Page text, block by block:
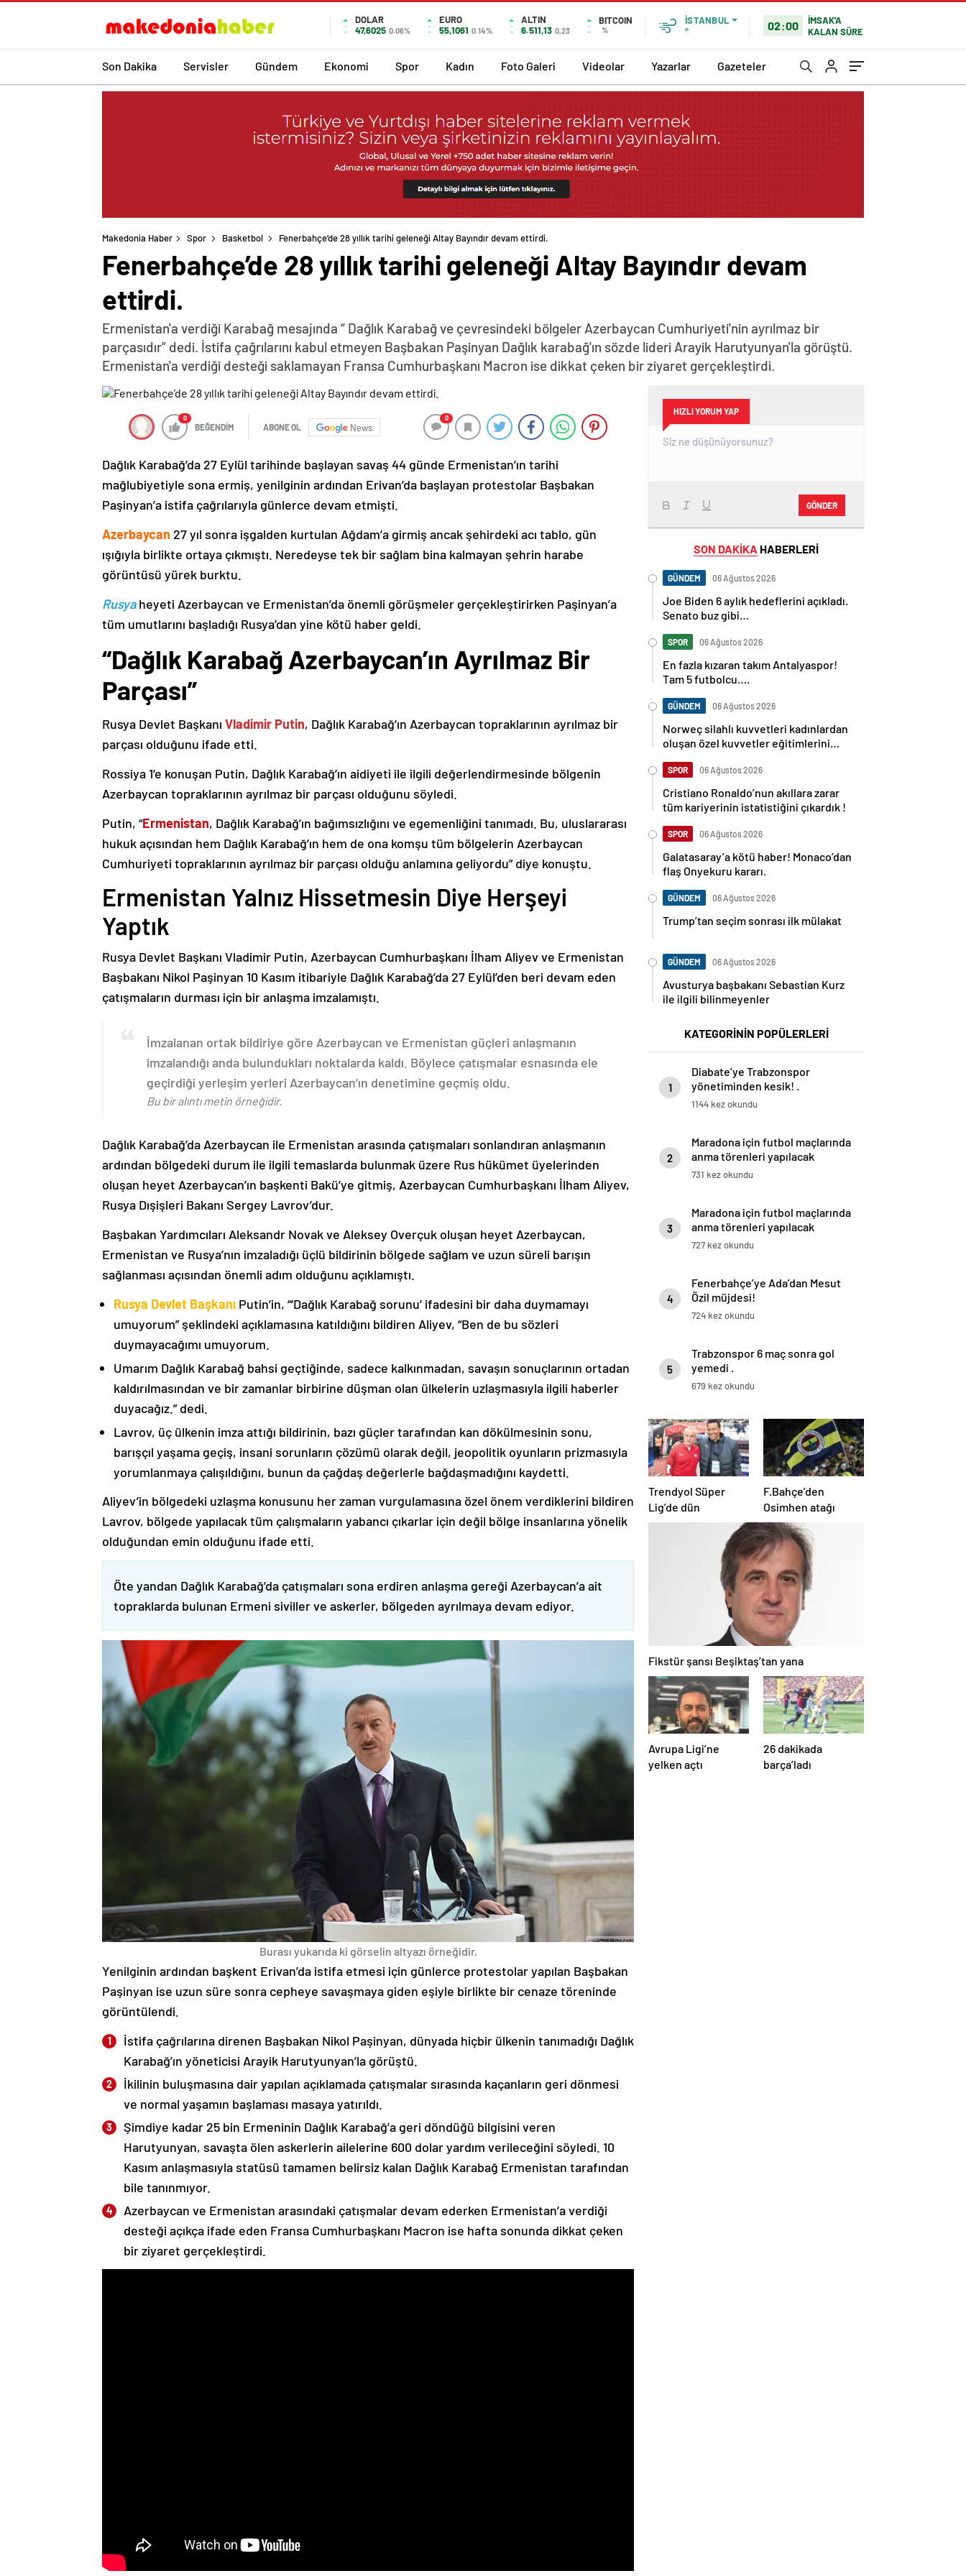
DOLAR
47,6025 0.06%
EURO
55,1061 0.14%
ALTIN
6.511,13 0,23
BITCOIN
%
İSTANBUL
°
02:00
İMSAK'A
KALAN SÜRE
Son Dakika Servisler Gündem Ekonomi Spor Kadın Foto Galeri Videolar Yazarlar Gazeteler
Makedonia Haber Spor Basketbol Fenerbahçe’de 28 yıllık tarihi geleneği Altay Bayındır devam ettirdi.
Fenerbahçe’de 28 yıllık tarihi geleneği Altay Bayındır devam
ettirdi.
Ermenistan'a verdiği Karabağ mesajında “ Dağlık Karabağ ve çevresindeki bölgeler Azerbaycan Cumhuriyeti'nin ayrılmaz bir
parçasıdır” dedi. İstifa çağrılarını kabul etmeyen Başbakan Paşinyan Dağlık karabağ'ın sözde lideri Arayik Harutyunyan'la görüştü.
Ermenistan'a verdiği desteği saklamayan Fransa Cumhurbaşkanı Macron ise dikkat çeken bir ziyaret gerçekleştirdi.
0
BEĞENDİM ABONE OL News
0
Dağlık Karabağ’da 27 Eylül tarihinde başlayan savaş 44 günde Ermenistan’ın tarihi
mağlubiyetiyle sona ermiş, yenilginin ardından Erivan’da başlayan protestolar Başbakan
Paşinyan’a istifa çağrılarıyla günlerce devam etmişti.
Azerbaycan 27 yıl sonra işgalden kurtulan Ağdam’a girmiş ancak şehirdeki acı tablo, gün
ışığıyla birlikte ortaya çıkmıştı. Neredeyse tek bir sağlam bina kalmayan şehrin harabe
görüntüsü yürek burktu.
Rusyaheyeti Azerbaycan ve Ermenistan’da önemli görüşmeler gerçekleştirirken Paşinyan’a
tüm umutlarını başladığı Rusya’dan yine kötü haber geldi.
“Dağlık Karabağ Azerbaycan’ın Ayrılmaz Bir
Parçası”
Rusya Devlet Başkanı Vladimir Putin, Dağlık Karabağ’ın Azerbaycan topraklarının ayrılmaz bir
parçası olduğunu ifade etti.
Rossiya 1’e konuşan Putin, Dağlık Karabağ’ın aidiyeti ile ilgili değerlendirmesinde bölgenin
Azerbaycan topraklarının ayrılmaz bir parçası olduğunu söyledi.
Putin, “Ermenistan, Dağlık Karabağ’ın bağımsızlığını ve egemenliğini tanımadı. Bu, uluslararası
hukuk açısından hem Dağlık Karabağ’ın hem de ona komşu tüm bölgelerin Azerbaycan
Cumhuriyeti topraklarının ayrılmaz bir parçası olduğu anlamına geliyordu” diye konuştu.
Ermenistan Yalnız Hissetmesin Diye Herşeyi
Yaptık
Rusya Devlet Başkanı Vladimir Putin, Azerbaycan Cumhurbaşkanı İlham Aliyev ve Ermenistan
Başbakanı Nikol Paşinyan 10 Kasım itibariyle Dağlık Karabağ’da 27 Eylül’den beri devam eden
çatışmaların durması için bir anlaşma imzalamıştı.
İmzalanan ortak bildiriye göre Azerbaycan ve Ermenistan güçleri anlaşmanın
imzalandığı anda bulundukları noktalarda kaldı. Böylece çatışmalar esnasında ele
geçirdiği yerleşim yerleri Azerbaycan’ın denetimine geçmiş oldu.
Bu bir alıntı metin örneğidir.
Dağlık Karabağ’da Azerbaycan ile Ermenistan arasında çatışmaları sonlandıran anlaşmanın
ardından bölgedeki durum ile ilgili temaslarda bulunmak üzere Rus hükümet üyelerinden
oluşan heyet Azerbaycan’ın başkenti Bakü’ye gitmiş, Azerbaycan Cumhurbaşkanı İlham Aliyev,
Rusya Dışişleri Bakanı Sergey Lavrov’dur.
Başbakan Yardımcıları Aleksandr Novak ve Aleksey Overçuk oluşan heyet Azerbaycan,
Ermenistan ve Rusya’nın imzaladığı üçlü bildirinin bölgede sağlam ve uzun süreli barışın
sağlanması açısından önemli adım olduğunu açıklamıştı.
Rusya Devlet Başkanı Putin’in, “‘Dağlık Karabağ sorunu’ ifadesini bir daha duymamayı
umuyorum” şeklindeki açıklamasına katıldığını bildiren Aliyev, “Ben de bu sözleri
duymayacağımı umuyorum.
Umarım Dağlık Karabağ bahsi geçtiğinde, sadece kalkınmadan, savaşın sonuçlarının ortadan
kaldırılmasından ve bir zamanlar birbirine düşman olan ülkelerin uzlaşmasıyla ilgili haberler
duyacağız.” dedi.
Lavrov, üç ülkenin imza attığı bildirinin, bazı güçler tarafından kan dökülmesinin sonu,
barışçıl yaşama geçiş, insani sorunların çözümü olarak değil, jeopolitik oyunların prizmasıyla
yorumlanmaya çalışıldığını, bunun da çağdaş değerlerle bağdaşmadığını kaydetti.
Aliyev’in bölgedeki uzlaşma konusunu her zaman vurgulamasına özel önem verdiklerini bildiren
Lavrov, bölgede yapılacak tüm çalışmaların yabancı çıkarlar için değil bölge insanlarına yönelik
olduğundan emin olduğunu ifade etti.
Öte yandan Dağlık Karabağ’da çatışmaları sona erdiren anlaşma gereği Azerbaycan’a ait
topraklarda bulunan Ermeni siviller ve askerler, bölgeden ayrılmaya devam ediyor.
Burası yukarıda ki görselin altyazı örneğidir.
Yenilginin ardından başkent Erivan’da istifa etmesi için günlerce protestolar yapılan Başbakan
Paşinyan ise uzun süre sonra cepheye savaşmaya giden eşiyle birlikte bir cenaze töreninde
görüntülendi.
İstifa çağrılarına direnen Başbakan Nikol Paşinyan, dünyada hiçbir ülkenin tanımadığı Dağlık
Karabağ’ın yöneticisi Arayik Harutyunyan’la görüştü.
İkilinin buluşmasına dair yapılan açıklamada çatışmalar sırasında kaçanların geri dönmesi
ve normal yaşamın başlaması masaya yatırıldı.
Şimdiye kadar 25 bin Ermeninin Dağlık Karabağ’a geri döndüğü bilgisini veren
Harutyunyan, savaşta ölen askerlerin ailelerine 600 dolar yardım verileceğini söyledi. 10
Kasım anlaşmasıyla statüsü tamamen belirsiz kalan Dağlık Karabağ Ermenistan tarafından
bile tanınmıyor.
Azerbaycan ve Ermenistan arasındaki çatışmalar devam ederken Ermenistan’a verdiği
desteği açıkça ifade eden Fransa Cumhurbaşkanı Macron ise hafta sonunda dikkat çeken
bir ziyaret gerçekleştirdi.
HIZLI YORUM YAP
GÖNDER
SON DAKİKA HABERLERİ
GÜNDEM 06 Ağustos 2026
Joe Biden 6 aylık hedeflerini açıkladı.
Senato buz gibi…
SPOR 06 Ağustos 2026
En fazla kızaran takım Antalyaspor!
Tam 5 futbolcu….
GÜNDEM 06 Ağustos 2026
Norweç silahlı kuvvetleri kadınlardan
oluşan özel kuvvetler eğitimlerini
SPOR 06 Ağustos 2026
Cristiano Ronaldo’nun akıllara zarar
tüm kariyerinin istatistiğini çıkardık !
SPOR 06 Ağustos 2026
Galatasaray’a kötü haber! Monaco’dan
flaş Onyekuru kararı.
GÜNDEM 06 Ağustos 2026
Trump’tan seçim sonrası ilk mülakat
GÜNDEM 06 Ağustos 2026
Avusturya başbakanı Sebastian Kurz
ile ilgili bilinmeyenler
KATEGORİNİN POPÜLERLERİ
1
Diabate’ye Trabzonspor
yönetiminden kesik! .
1144 kez okundu
2
Maradona için futbol maçlarında
anma törenleri yapılacak
731 kez okundu
3
Maradona için futbol maçlarında
anma törenleri yapılacak
727 kez okundu
4
Fenerbahçe’ye Ada’dan Mesut
Özil müjdesi!
724 kez okundu
5
Trabzonspor 6 maç sonra gol
yemedi .
679 kez okundu
Trendyol Süper
Lig’de dün
F.Bahçe’den
Osimhen atağı
Fikstür şansı Beşiktaş’tan yana
Avrupa Ligi’ne
yelken açtı
26 dakikada
barça’ladı